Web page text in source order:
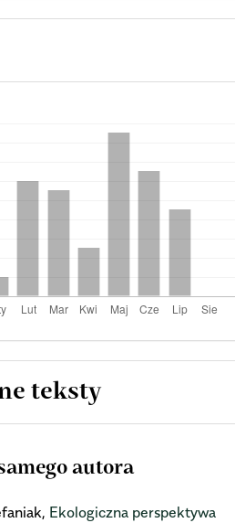
teksty
autora
Ekologiczna perspektywa